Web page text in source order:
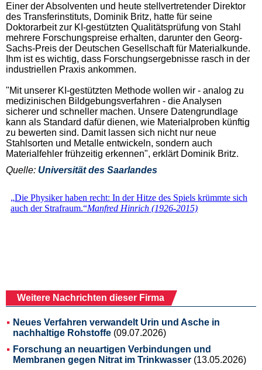
Einer der Absolventen und heute stellvertretender Direktor
des Transferinstituts, Dominik Britz, hatte für seine
Doktorarbeit zur KI-gestützten Qualitätsprüfung von Stahl
mehrere Forschungspreise erhalten, darunter den Georg-
Sachs-Preis der Deutschen Gesellschaft für Materialkunde.
Ihm ist es wichtig, dass Forschungsergebnisse rasch in der
industriellen Praxis ankommen.
"Mit unserer KI-gestützten Methode wollen wir - analog zu
medizinischen Bildgebungsverfahren - die Analysen
sicherer und schneller machen. Unsere Datengrundlage
kann als Standard dafür dienen, wie Materialproben künftig
zu bewerten sind. Damit lassen sich nicht nur neue
Stahlsorten und Metalle entwickeln, sondern auch
Materialfehler frühzeitig erkennen", erklärt Dominik Britz.
Quelle: Universität des Saarlandes
Weitere Nachrichten dieser Firma
Neues Verfahren verwandelt Urin und Asche in
nachhaltige Rohstoffe (09.07.2026)
Forschung an neuartigen Verbindungen und
Membranen gegen Nitrat im Trinkwasser (13.05.2026)